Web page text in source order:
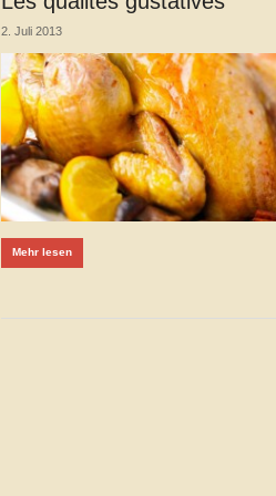
2. Juli 2013
Mehr lesen